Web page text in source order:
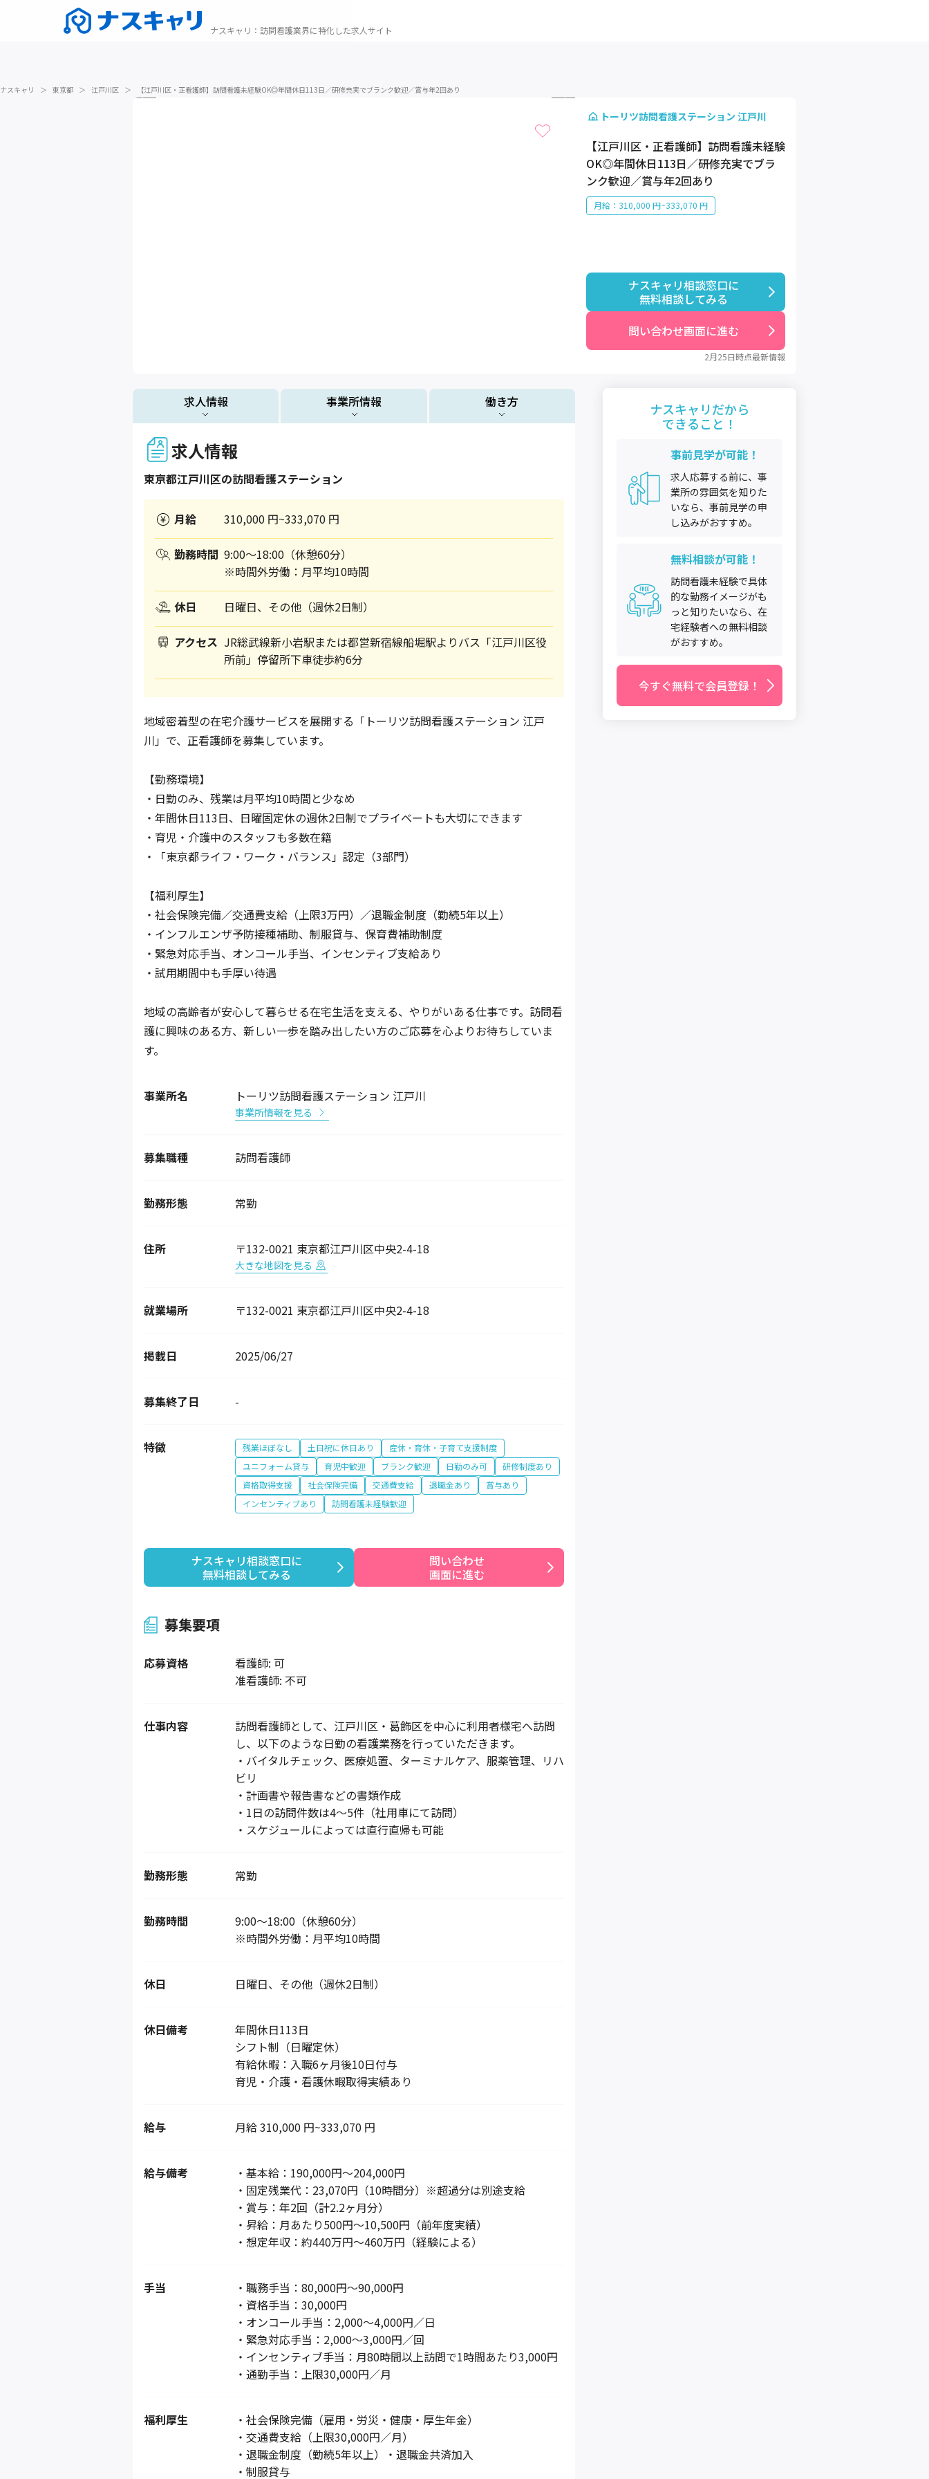
ナスキャリ ： 訪問看護業界に特化した求人サイト
ナスキャリ ＞ 東京都 ＞ 江戸川区 ＞ 【江戸川区・正看護師】訪問看護未経験OK◎年間休日113日／研修充実でブランク歓迎／賞与年2回あり
トーリツ訪問看護ステーション 江戸川
【江戸川区・正看護師】訪問看護未経験
OK◎年間休日113日／研修充実でブラ
ンク歓迎／賞与年2回あり
月給：310,000 円~333,070 円
ナスキャリ相談窓口に
無料相談してみる
問い合わせ画面に進む
2月25日時点最新情報
求人情報 事業所情報 働き方
求人情報
東京都江戸川区の訪問看護ステーション
月給 310,000 円~333,070 円
勤務時間 9:00～18:00（休憩60分）
※時間外労働：月平均10時間
休日 日曜日、その他（週休2日制）
アクセス JR総武線新小岩駅または都営新宿線船堀駅よりバス「江戸川区役
所前」停留所下車徒歩約6分
地域密着型の在宅介護サービスを展開する「トーリツ訪問看護ステーション 江戸
川」で、正看護師を募集しています。
【勤務環境】
・日勤のみ、残業は月平均10時間と少なめ
・年間休日113日、日曜固定休の週休2日制でプライベートも大切にできます
・育児・介護中のスタッフも多数在籍
・「東京都ライフ・ワーク・バランス」認定（3部門）
【福利厚生】
・社会保険完備／交通費支給（上限3万円）／退職金制度（勤続5年以上）
・インフルエンザ予防接種補助、制服貸与、保育費補助制度
・緊急対応手当、オンコール手当、インセンティブ支給あり
・試用期間中も手厚い待遇
地域の高齢者が安心して暮らせる在宅生活を支える、やりがいある仕事です。訪問看
護に興味のある方、新しい一歩を踏み出したい方のご応募を心よりお待ちしていま
す。
事業所名 トーリツ訪問看護ステーション 江戸川
事業所情報を見る
募集職種 訪問看護師
勤務形態 常勤
住所 〒132-0021 東京都江戸川区中央2-4-18
大きな地図を見る
就業場所 〒132-0021 東京都江戸川区中央2-4-18
掲載日 2025/06/27
募集終了日 -
特徴 残業ほぼなし 土日祝に休日あり
産休・育休・子育て支援制度
ユニフォーム貸与
育児中歓迎 ブランク歓迎 日勤のみ可
研修制度あり
資格取得支援
社会保険完備 交通費支給 退職金あり
賞与あり
インセンティブあり
訪問看護未経験歓迎
ナスキャリ相談窓口に
無料相談してみる
問い合わせ
画面に進む
募集要項
応募資格
看護師: 可
准看護師: 不可
仕事内容
訪問看護師として、江戸川区・葛飾区を中心に利用者様宅へ訪問
し、以下のような日勤の看護業務を行っていただきます。
・バイタルチェック、医療処置、ターミナルケア、服薬管理、リハ
ビリ
・計画書や報告書などの書類作成
・1日の訪問件数は4〜5件（社用車にて訪問）
・スケジュールによっては直行直帰も可能
勤務形態 常勤
勤務時間
9:00～18:00（休憩60分）
※時間外労働：月平均10時間
休日 日曜日、その他（週休2日制）
休日備考
年間休日113日
シフト制（日曜定休）
有給休暇：入職6ヶ月後10日付与
育児・介護・看護休暇取得実績あり
給与 月給 310,000 円~333,070 円
給与備考
・基本給：190,000円～204,000円
・固定残業代：23,070円（10時間分）※超過分は別途支給
・賞与：年2回（計2.2ヶ月分）
・昇給：月あたり500円〜10,500円（前年度実績）
・想定年収：約440万円～460万円（経験による）
手当
・職務手当：80,000円〜90,000円
・資格手当：30,000円
・オンコール手当：2,000～4,000円／日
・緊急対応手当：2,000～3,000円／回
・インセンティブ手当：月80時間以上訪問で1時間あたり3,000円
・通勤手当：上限30,000円／月
福利厚生
・社会保険完備（雇用・労災・健康・厚生年金）
・交通費支給（上限30,000円／月）
・退職金制度（勤続5年以上）・退職金共済加入
・制服貸与
ナスキャリだから
できること！
事前見学が可能！
求人応募する前に、事
業所の雰囲気を知りた
いなら、事前見学の申
し込みがおすすめ。
無料相談が可能！
訪問看護未経験で具体
的な勤務イメージがも
っと知りたいなら、在
宅経験者への無料相談
がおすすめ。
今すぐ無料で会員登録！